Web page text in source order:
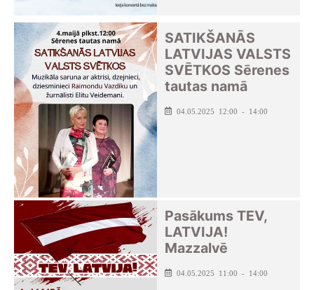
SATIKŠANĀS
LATVIJAS VALSTS
SVĒTKOS Sērenes
tautas namā
04.05.2025 12:00 - 14:00
Pasākums TEV,
LATVIJA!
Mazzalvē
04.05.2025 11:00 - 14:00